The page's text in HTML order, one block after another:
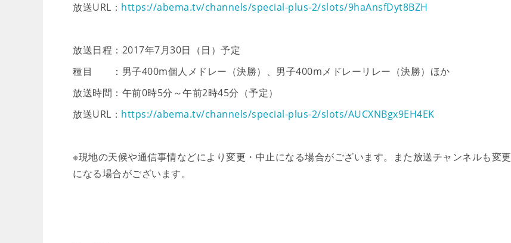
放送URL： https://abema.tv/channels/special-plus-2/slots/9haAnsfDyt8BZH
放送日程：2017年7月30日（日）予定
種目 ：男子400m個人メドレー（決勝）、男子400mメドレーリレー（決勝）ほか
放送時間：午前0時5分～午前2時45分（予定）
放送URL： https://abema.tv/channels/special-plus-2/slots/AUCXNBgx9EH4EK
※現地の天候や通信事情などにより変更・中止になる場合がございます。また放送チャンネルも変更
になる場合がございます。